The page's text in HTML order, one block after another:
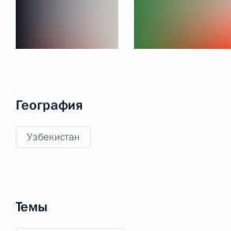
География
Узбекистан
Темы